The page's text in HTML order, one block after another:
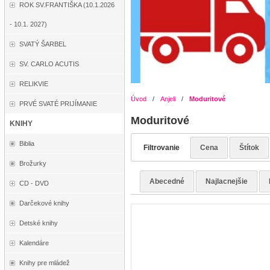
ROK SV.FRANTIŠKA (10.1.2026
- 10.1. 2027)
SVATÝ ŠARBEL
SV. CARLO ACUTIS
RELIKVIE
PRVÉ SVATÉ PRIJÍMANIE
KNIHY
Biblia
Brožurky
CD - DVD
Darčekové knihy
Detské knihy
Kalendáre
Knihy pre mládež
Úvod / Anjeli / Moduritové
Moduritové
Filtrovanie Cena Štítok
Abecedné Najlacnejšie